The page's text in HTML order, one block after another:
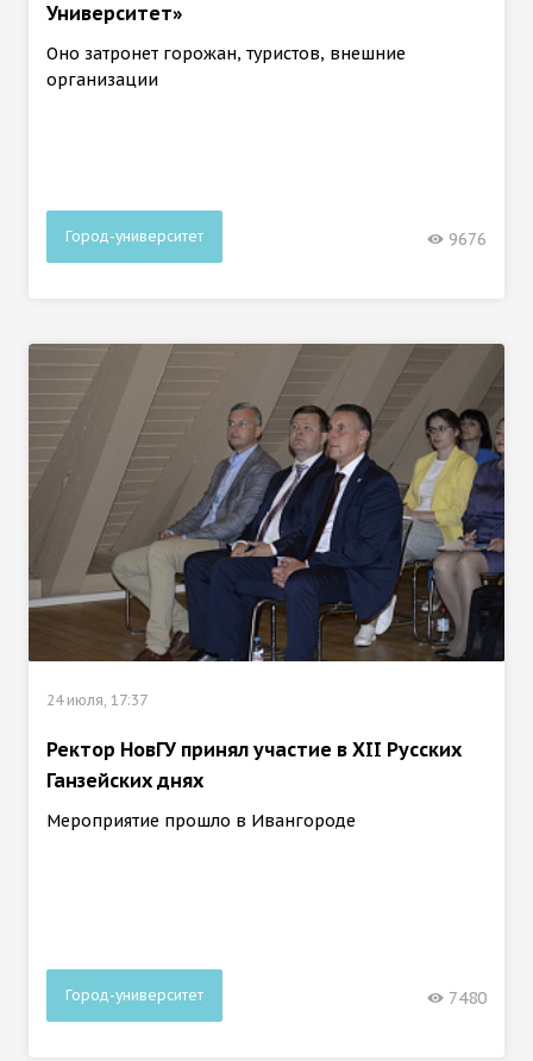
Университет»
Оно затронет горожан, туристов, внешние
организации
Город-университет 9676
24 июля, 17:37
Ректор НовГУ принял участие в ХII Русских
Ганзейских днях
Мероприятие прошло в Ивангороде
Город-университет 7480